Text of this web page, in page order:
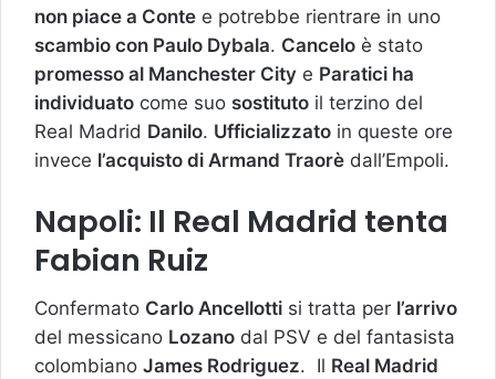
non piace a Conte e potrebbe rientrare in uno
scambio con Paulo Dybala. Cancelo è stato
promesso al Manchester City e Paratici ha
individuato come suo sostituto il terzino del
Real Madrid Danilo. Ufficializzato in queste ore
invece l’acquisto di Armand Traorè dall’Empoli.
Napoli: Il Real Madrid tenta
Fabian Ruiz
Confermato Carlo Ancellotti si tratta per l’arrivo
del messicano Lozano dal PSV e del fantasista
colombiano James Rodriguez. Il Real Madrid